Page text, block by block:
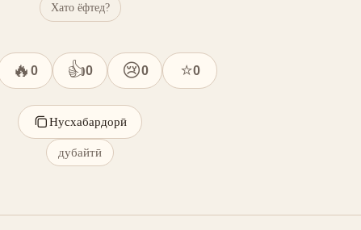
Хато ёфтед?
🔥 0 👍0 😢0 ⭐0
Нусхабардорӣ
дубайтӣ